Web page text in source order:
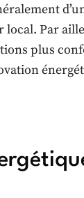
local. Par
plus